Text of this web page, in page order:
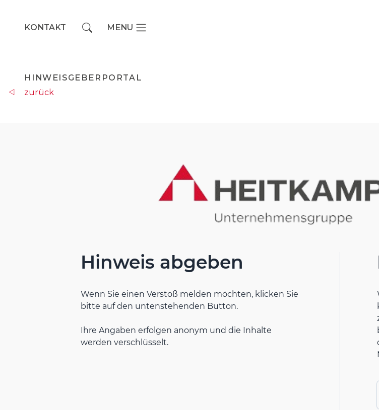
Main Navigation
KONTAKT MENU
HINWEISGEBERPORTAL
zurück